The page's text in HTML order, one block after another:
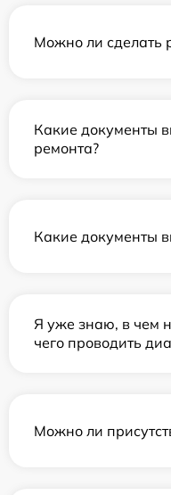
Можно ли сделать
Какие документы
ремонта?
Какие документы
Я уже знаю, в чем
чего проводить
Можно ли